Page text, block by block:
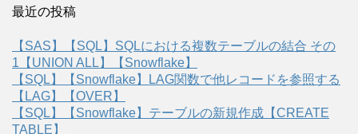
最近の投稿
【SAS】【SQL】SQLにおける複数テーブルの結合 その
1【UNION ALL】【Snowflake】
【SQL】【Snowflake】LAG関数で他レコードを参照する
【LAG】【OVER】
【SQL】【Snowflake】テーブルの新規作成【CREATE
TABLE】